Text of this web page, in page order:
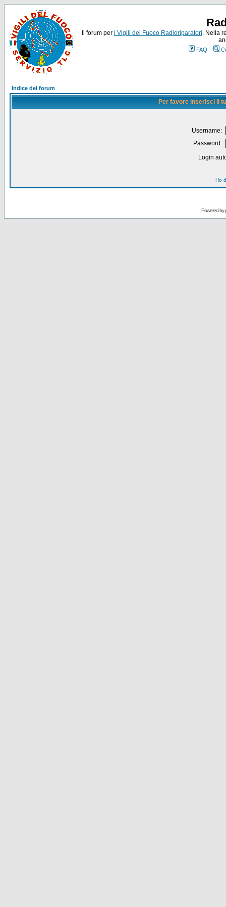
Il forum per i Vigili del Fuoco Radioriparatori. Nella
FAQ
Indice del forum
Per favore inserisci il
Username:
Password:
Login
Ho
Powered by